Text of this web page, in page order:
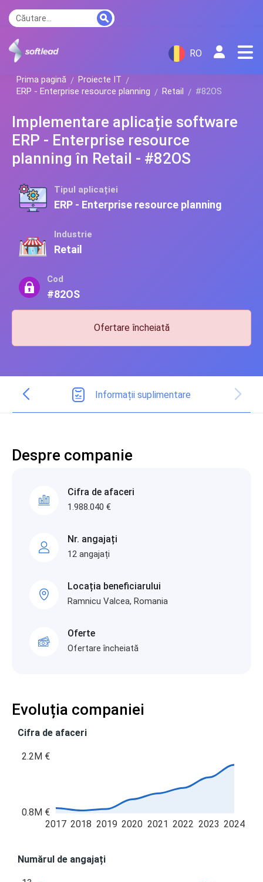
RO
Prima pagină
Proiecte IT
ERP - Enterprise resource planning
Retail #82OS
Implementare aplicație software
ERP - Enterprise resource
planning în Retail - #82OS
Tipul aplicației
ERP - Enterprise resource planning
Industrie
Retail
Cod
#82OS
Ofertare încheiată
Informații suplimentare
Despre companie
Cifra de afaceri
1.988.040 €
Nr. angajați
12 angajați
Locația beneficiarului
Ramnicu Valcea, Romania
Oferte
Ofertare încheiată
Evoluția companiei
Cifra de afaceri
2.2M €
0.8M €
2017 2018 2019 2020 2021 2022 2023 2024
Numărul de angajați